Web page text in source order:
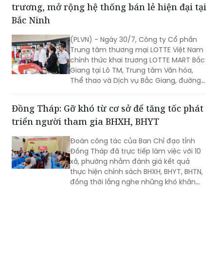
trương, mở rộng hệ thống bán lẻ hiện đại tại
Bắc Ninh
(PLVN) - Ngày 30/7, Công ty Cổ phần
Trung tâm thương mại LOTTE Việt Nam
chính thức khai trương LOTTE MART Bắc
Giang tại Lô TM, Trung tâm Văn hóa,
Thể thao và Dịch vụ Bắc Giang, đường
tịch UBND tỉnh Phạm Văn Thịnh cùng
đại diện một số sở, ngành và địa
Đồng Tháp: Gỡ khó từ cơ sở để tăng tốc phát
triển người tham gia BHXH, BHYT
Đoàn công tác của Ban Chỉ đạo tỉnh
Đồng Tháp đã trực tiếp làm việc với 10
xã, phường nhằm đánh giá kết quả
thực hiện chính sách BHXH, BHYT, BHTN,
đồng thời lắng nghe những khó khăn